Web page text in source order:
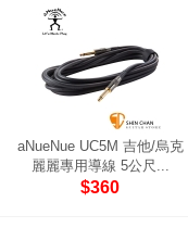
aNueNue UC5M 吉他/烏克
麗麗專用導線 5公尺...
$360